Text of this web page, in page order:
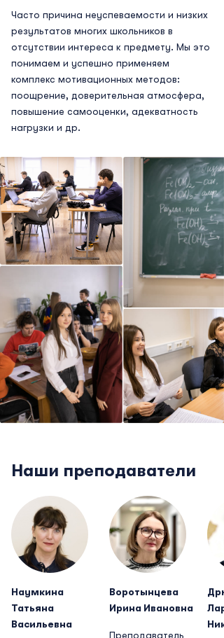
Часто причина неуспеваемости и низких
результатов многих школьников в
отсутствии интереса к предмету. Мы это
понимаем и успешно применяем
комплекс мотивационных методов:
поощрение, доверительная атмосфера,
повышение самооценки, адекватность
нагрузки и др.
Наши преподаватели
Наумкина
Татьяна
Васильевна
Воротынцева
Ирина Ивановна
Преподаватель